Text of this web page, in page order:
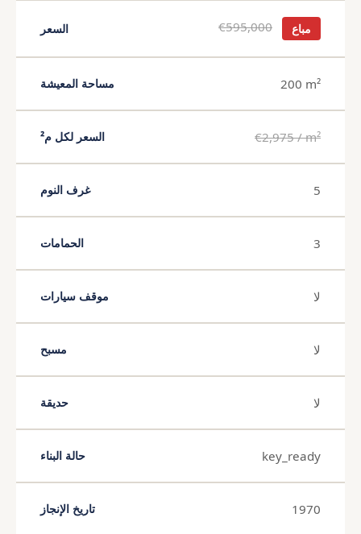
السعر €595,000 مباع
مساحة المعيشة 200 m²
السعر لكل م² €2,975 / m²
غرف النوم 5
الحمامات 3
موقف سيارات لا
مسبح لا
حديقة لا
حالة البناء key_ready
تاريخ الإنجاز 1970